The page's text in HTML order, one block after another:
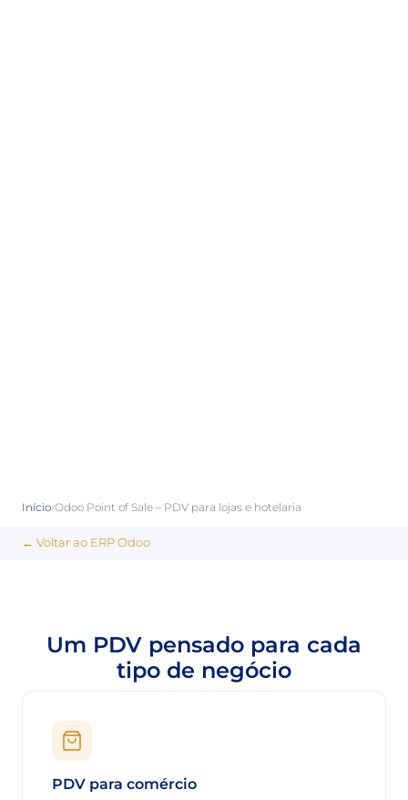
Início›Odoo Point of Sale – PDV para lojas e hotelaria
← Voltar ao ERP Odoo
Um PDV pensado para cada
tipo de negócio
PDV para comércio